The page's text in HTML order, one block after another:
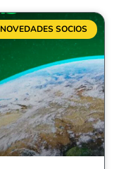
NOVEDADES SOCIOS